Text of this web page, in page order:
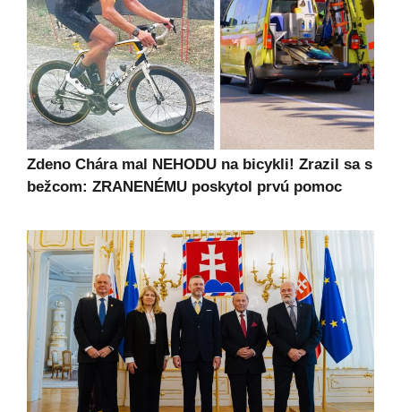
Zdeno Chára mal NEHODU na bicykli! Zrazil sa s
bežcom: ZRANENÉMU poskytol prvú pomoc